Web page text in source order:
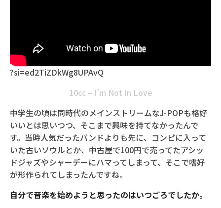
?si=ed2TiZDkWg8UPAvQ
10cc – I’m Not In Love
中学生の頃は同時代のメインストリームなJ-POPも格好
いいとは思いつつ、そこまで興味を持てなかったんで
す。当時人気だったバンドよりも先に、コンピに入って
いた古いソウルとか、中古屋で100円で売ってたアシッ
ドジャズやシャーデーにハマってしまって、そこで嗜好
が形作られてしまったんですね。
自分で音楽を始めようと思ったのはいつごろでしたか。